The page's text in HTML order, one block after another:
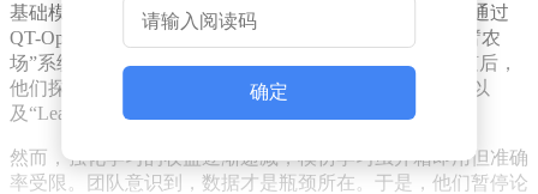
基础模型时代和规模化时代。在存在性证明时代，团队通过
QT-Opt算法解决了连续动作空间的难题，构建了“机械臂农
场”系统，证明了端到端学习在真实世界中的可行性。随后，
他们探索了多任务学习，包括BC-Z、MT-OPT等项目，以
及“Learning from Play”这一充满趣味性的方向。
然而，强化学习的收益逐渐递减，模仿学习虽开箱即用但准确
率受限。团队意识到，数据才是瓶颈所在。于是，他们暂停论
确定